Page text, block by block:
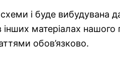
і буде вибудувана
матеріалах нашого
обов’язково.